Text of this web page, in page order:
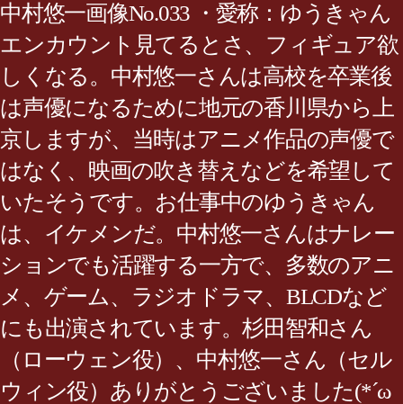
中村悠一画像No.033 ・愛称：ゆうきゃん
エンカウント見てるとさ、フィギュア欲
しくなる。中村悠一さんは高校を卒業後
は声優になるために地元の香川県から上
京しますが、当時はアニメ作品の声優で
はなく、映画の吹き替えなどを希望して
いたそうです。お仕事中のゆうきゃん
は、イケメンだ。中村悠一さんはナレー
ションでも活躍する一方で、多数のアニ
メ、ゲーム、ラジオドラマ、BLCDなど
にも出演されています。杉田智和さん
（ローウェン役）、中村悠一さん（セル
ウィン役）ありがとうございました(*´ω